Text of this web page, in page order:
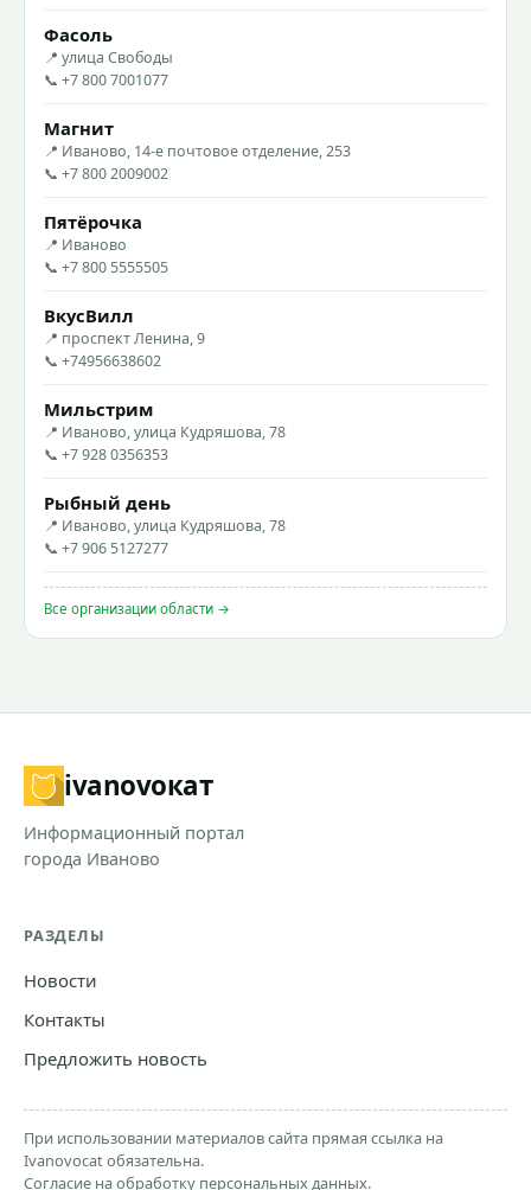
Фасоль
📍 улица Свободы
📞 +7 800 7001077
Магнит
📍 Иваново, 14-е почтовое отделение, 253
📞 +7 800 2009002
Пятёрочка
📍 Иваново
📞 +7 800 5555505
ВкусВилл
📍 проспект Ленина, 9
📞 +74956638602
Мильстрим
📍 Иваново, улица Кудряшова, 78
📞 +7 928 0356353
Рыбный день
📍 Иваново, улица Кудряшова, 78
📞 +7 906 5127277
Все организации области →
ivanovoкат
Информационный портал
города Иваново
РАЗДЕЛЫ
Новости
Контакты
Предложить новость
При использовании материалов сайта прямая ссылка на
Ivanovocat обязательна.
Согласие на обработку персональных данных.